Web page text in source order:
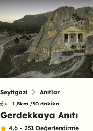
Seyitgazi Anıtlar
1,8km./30 dakika
Gerdekkaya Anıtı
4.6 - 251 Değerlendirme